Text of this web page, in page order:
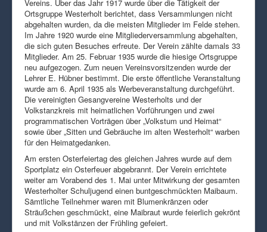
Vereins. Über das Jahr 1917 wurde über die Tätigkeit der
Ortsgruppe Westerholt berichtet, dass Versammlungen nicht
abgehalten wurden, da die meisten Mitglieder im Felde stehen.
Im Jahre 1920 wurde eine Mitgliederversammlung abgehalten,
die sich guten Besuches erfreute. Der Verein zählte damals 33
Mitglieder. Am 25. Februar 1935 wurde die hiesige Ortsgruppe
neu aufgezogen. Zum neuen Vereinsvorsitzenden wurde der
Lehrer E. Hübner bestimmt. Die erste öffentliche Veranstaltung
wurde am 6. April 1935 als Werbeveranstaltung durchgeführt.
Die vereinigten Gesangvereine Westerholts und der
Volkstanzkreis mit heimatlichen Vorführungen und zwei
programmatischen Vorträgen über „Volkstum und Heimat“
sowie über „Sitten und Gebräuche im alten Westerholt“ warben
für den Heimatgedanken.
Am ersten Osterfeiertag des gleichen Jahres wurde auf dem
Sportplatz ein Osterfeuer abgebrannt. Der Verein errichtete
weiter am Vorabend des 1. Mai unter Mitwirkung der gesamten
Westerholter Schuljugend einen buntgeschmückten Maibaum.
Sämtliche Teilnehmer waren mit Blumenkränzen oder
Sträußchen geschmückt, eine Maibraut wurde feierlich gekrönt
und mit Volkstänzen der Frühling gefeiert.